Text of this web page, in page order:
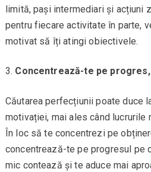
limită, pași intermediari și acțiuni
pentru fiecare activitate în parte,
motivat să îți atingi obiectivele.
Concentrează-te pe
Căutarea perfecțiunii poate duce
motivației, mai ales când lucrurile
În loc să te concentrezi pe
concentrează-te pe progresul pe
mic contează și te aduce mai